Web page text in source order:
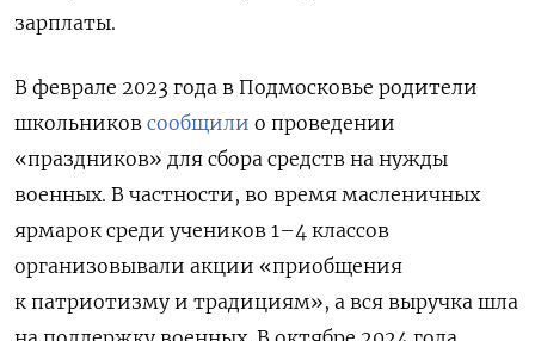
зарплаты.
В феврале 2023 года в Подмосковье родители
школьников сообщили о проведении
«праздников» для сбора средств на нужды
военных. В частности, во время масленичных
ярмарок среди учеников 1–4 классов
организовывали акции «приобщения
к патриотизму и традициям», а вся выручка шла